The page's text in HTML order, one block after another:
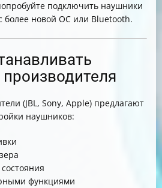
подключить наушники
более новой ОС или Bluetooth.
(JBL, Sony, Apple) предлагают
наушников:
функциями